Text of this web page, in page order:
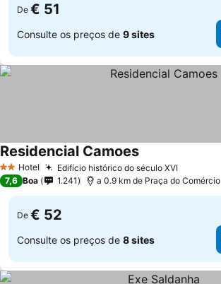
De € 51
Consulte os preços de 9 sites
2 Estrelas
Hotel Edifício histórico do século XVI
Residencial Camoes
7,6 Boa 1.241 a 0.9 km de Praça do Comércio
De € 52
Consulte os preços de 8 sites